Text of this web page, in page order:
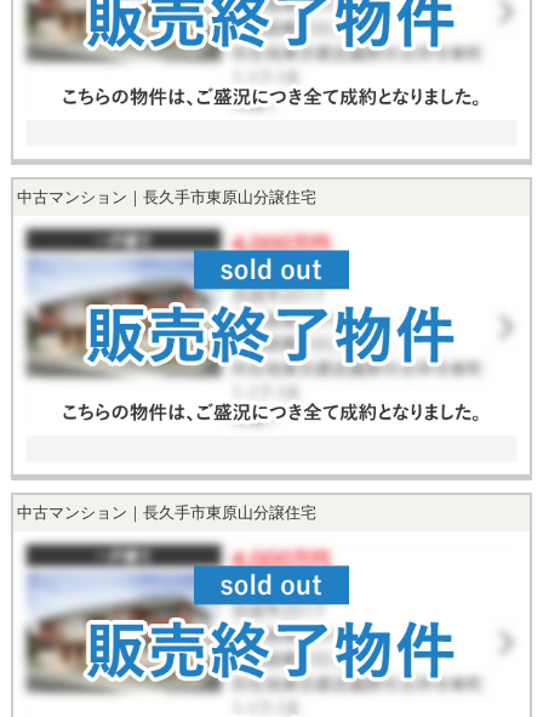
中古マンション｜長久手市東原山分譲住宅
中古マンション｜長久手市東原山分譲住宅